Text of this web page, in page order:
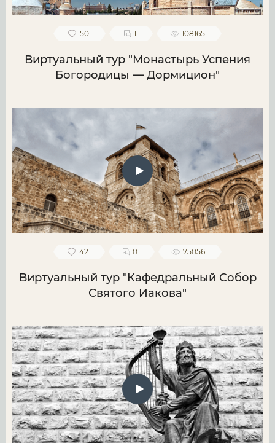
50 1 108165
Виртуальный тур "Монастырь Успения
Богородицы — Дормицион"
42 0 75056
Виртуальный тур "Кафедральный Собор
Святого Иакова"